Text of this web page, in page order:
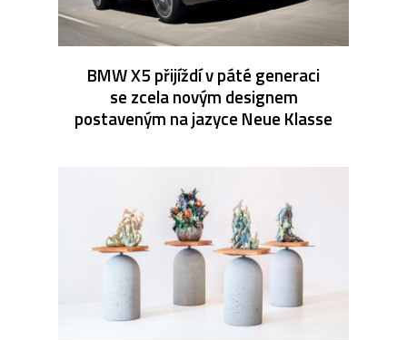
BMW X5 přijíždí v páté generaci
se zcela novým designem
postaveným na jazyce Neue Klasse